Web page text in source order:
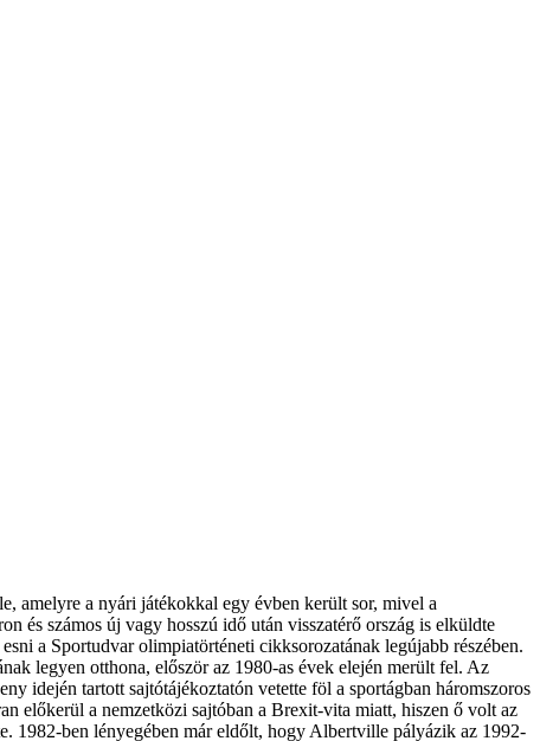
amelyre a nyári játékokkal egy évben került sor, mivel a
és számos új vagy hosszú idő után visszatérő ország is elküldte
a Sportudvar olimpiatörténeti cikksorozatának legújabb részében.
legyen otthona, először az 1980-as évek elején merült fel. Az
idején tartott sajtótájékoztatón vetette föl a sportágban háromszoros
előkerül a nemzetközi sajtóban a Brexit-vita miatt, hiszen ő volt az
1982-ben lényegében már eldőlt, hogy Albertville pályázik az 1992-